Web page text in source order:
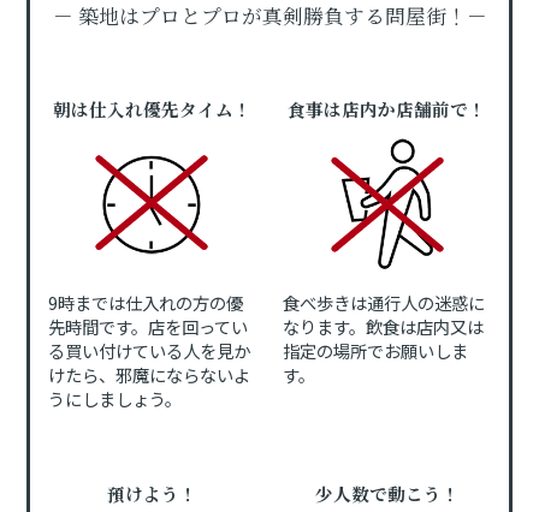
－ 築地はプロとプロが真剣勝負する問屋街！－
朝は仕入れ優先タイム！
9時までは仕入れの方の優
先時間です。店を回ってい
る買い付けている人を見か
けたら、邪魔にならないよ
うにしましょう。
食事は店内か店舗前で！
食べ歩きは通行人の迷惑に
なります。飲食は店内又は
指定の場所でお願いしま
す。
預けよう！ 少人数で動こう！